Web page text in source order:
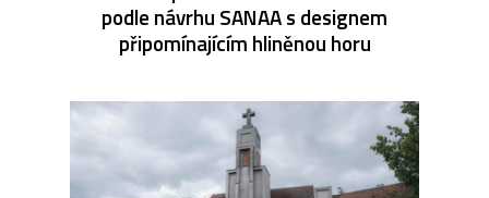
podle návrhu SANAA s designem
připomínajícím hliněnou horu